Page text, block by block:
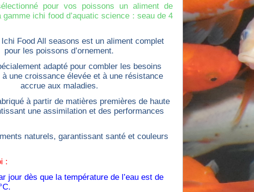
pour vos poissons un aliment de
gamme ichi food d’aquatic science : seau de 4
Ichi Food All seasons est un aliment complet
pour les poissons d’ornement.
adapté pour combler les besoins
une croissance élevée et à une résistance
accrue aux maladies.
à partir de matières premières de haute
une assimilation et des performances
naturels, garantissant santé et couleurs
:
jour dès que la température de l’eau est de